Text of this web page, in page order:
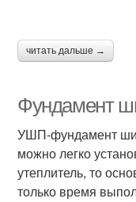
читать дальше →
Фундамент
УШП-фундамент
можно легко
утеплитель, то
только время